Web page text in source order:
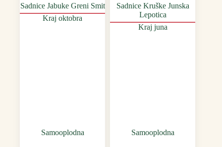
Sadnice Jabuke Greni Smit
Kraj oktobra
Samooplodna
Sadnice Kruške Junska
Lepotica
Kraj juna
Samooplodna